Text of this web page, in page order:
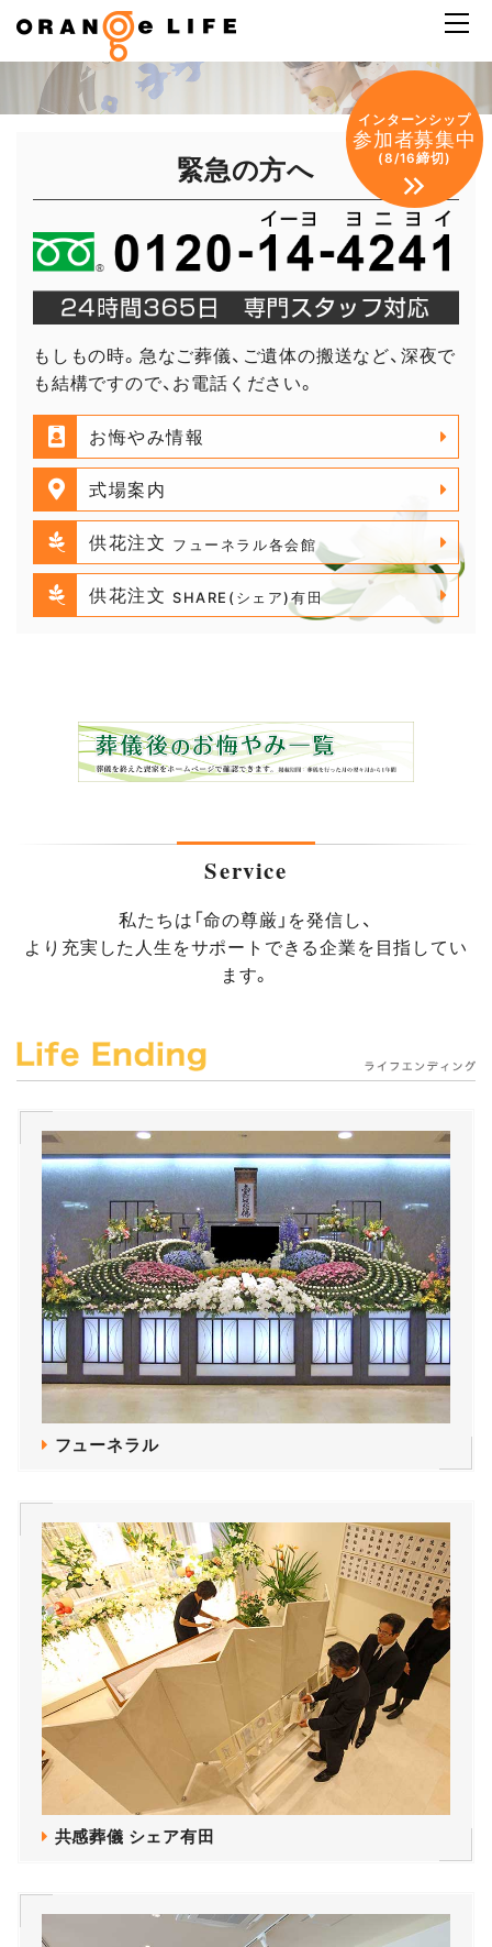
緊急の方へ
もしもの時。急なご葬儀、ご遺体の搬送など、深夜で
も結構ですので、お電話ください。
お悔やみ情報
式場案内
供花注文 フューネラル各会館
供花注文 SHARE(シェア)有田
Service
私たちは「命の尊厳」を発信し、
より充実した人生をサポートできる企業を目指してい
ます。
フューネラル
共感葬儀 シェア有田
インターンシップ
参加者募集中
(8/16締切)